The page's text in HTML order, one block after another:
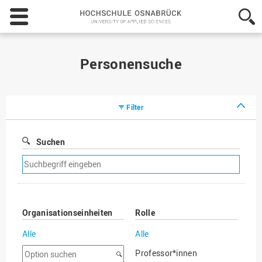
Hochschule
Osnabrück
-
Personensuche
Filter
Suchen
Suchfilter
entfernen
Organisationseinheiten
Alle
Option
Rolle
Alle
Professor*innen